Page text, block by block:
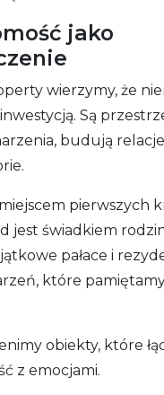
jako
wierzymy, że
Są
budują
pierwszych
jest świadkiem
pałace i
które
obiekty, które
z emocjami.